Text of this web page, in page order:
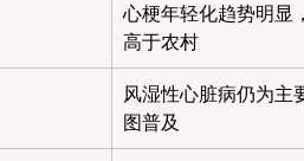
心梗年轻化趋势明显
高于农村
风湿性心脏病仍为主
图普及